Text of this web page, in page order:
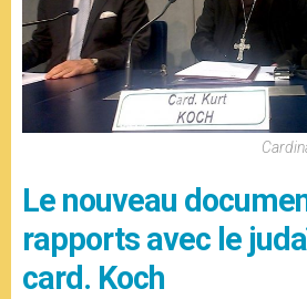
Le nouveau
rapports avec le
card. Koch